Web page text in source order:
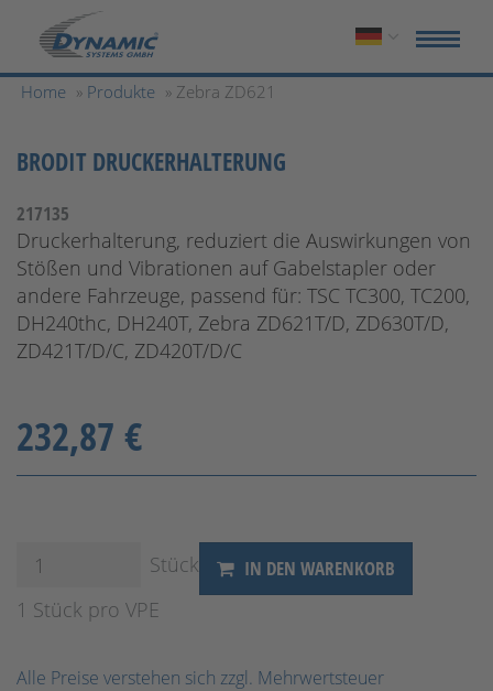
Home » Produkte » Zebra ZD621
BRODIT DRUCKERHALTERUNG
217135
Druckerhalterung, reduziert die Auswirkungen von
Stößen und Vibrationen auf Gabelstapler oder
andere Fahrzeuge, passend für: TSC TC300, TC200,
DH240thc, DH240T, Zebra ZD621T/D, ZD630T/D,
ZD421T/D/C, ZD420T/D/C
232,87 €
Stück IN DEN WARENKORB
1 Stück pro VPE
Alle Preise verstehen sich zzgl. Mehrwertsteuer